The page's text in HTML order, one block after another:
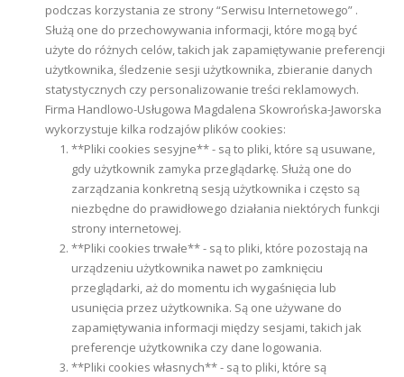
podczas korzystania ze strony “Serwisu Internetowego” .
Służą one do przechowywania informacji, które mogą być
użyte do różnych celów, takich jak zapamiętywanie preferencji
użytkownika, śledzenie sesji użytkownika, zbieranie danych
statystycznych czy personalizowanie treści reklamowych.
Firma Handlowo-Usługowa Magdalena Skowrońska-Jaworska
wykorzystuje kilka rodzajów plików cookies:
**Pliki cookies sesyjne** - są to pliki, które są usuwane,
gdy użytkownik zamyka przeglądarkę. Służą one do
zarządzania konkretną sesją użytkownika i często są
niezbędne do prawidłowego działania niektórych funkcji
strony internetowej.
**Pliki cookies trwałe** - są to pliki, które pozostają na
urządzeniu użytkownika nawet po zamknięciu
przeglądarki, aż do momentu ich wygaśnięcia lub
usunięcia przez użytkownika. Są one używane do
zapamiętywania informacji między sesjami, takich jak
preferencje użytkownika czy dane logowania.
**Pliki cookies własnych** - są to pliki, które są